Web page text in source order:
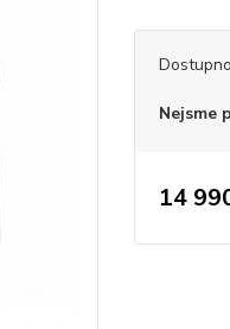
Nejsme
14